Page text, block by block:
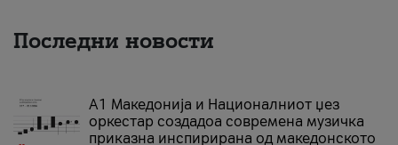
Последни новости
А1 Македонија и Националниот џез
оркестар создадоа современа музичка
приказна инспирирана од македонското